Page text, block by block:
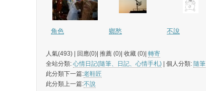
角色 鄉愁 不說
人氣(493) | 回應(0)| 推薦 (0)| 收藏 (0)| 轉寄
全站分類: 心情日記(隨筆、日記、心情手札) | 個人分類: 隨筆
此分類下一篇:老鞋匠
此分類上一篇:不說